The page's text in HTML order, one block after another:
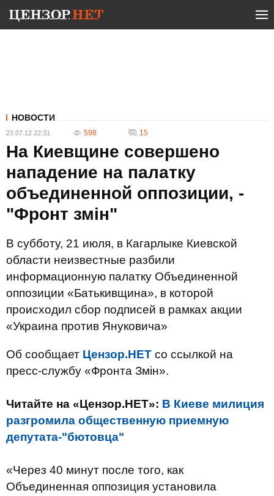
НОВОСТИ
23.07.12 22:31 598 15
На Киевщине совершено
нападение на палатку
объединенной оппозиции, -
"Фронт змін"
В субботу, 21 июля, в Кагарлыке Киевской
области неизвестные разбили
информационную палатку Объединенной
оппозиции «Батькивщина», в которой
происходил сбор подписей в рамках акции
«Украина против Януковича»
Об сообщает Цензор.НЕТ со ссылкой на
пресс-службу «Фронта Змін».
Читайте на «Цензор.НЕТ»: В Киеве милиция
разгромила общественную приемную
депутата-"бютовца"
«Через 40 минут после того, как
Объединенная оппозиция установила